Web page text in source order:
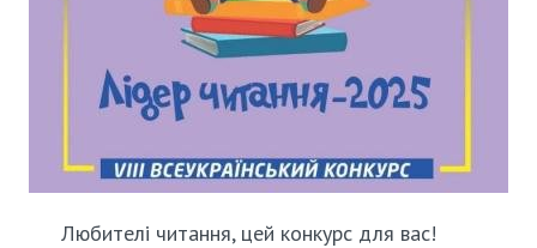
Любителі читання, цей конкурс для вас!